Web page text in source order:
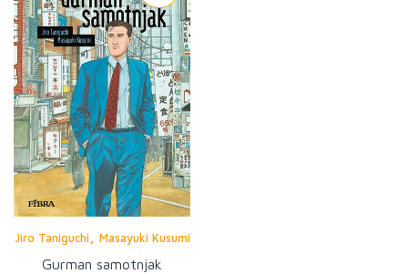
Jiro Taniguchi Masayuki Kusumi
Gurman samotnjak